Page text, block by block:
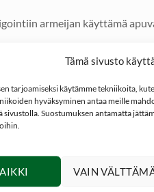
Tämä sivusto
tarjoamiseksi käytämme tekniikoita,
hyväksyminen antaa meille
sivustolla. Suostumuksen antamatta
VAIN
armeijan käyttämä
saakka sekä mitta-asteikot.
mitta-asteikko 0-
neulan liikkeitä ja tehden